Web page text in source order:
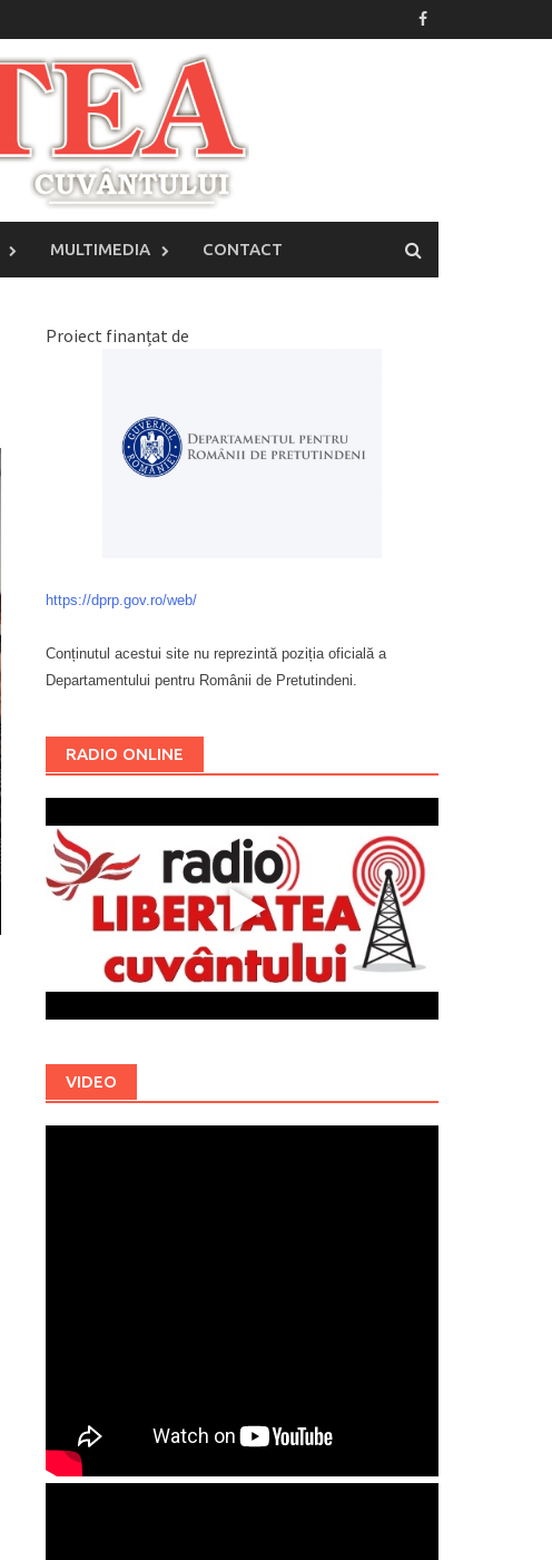
MULTIMEDIA CONTACT
Proiect finanțat de
https://dprp.gov.ro/web/
Conținutul acestui site nu reprezintă poziția oficială a
Departamentului pentru Românii de Pretutindeni.
RADIO ONLINE
VIDEO